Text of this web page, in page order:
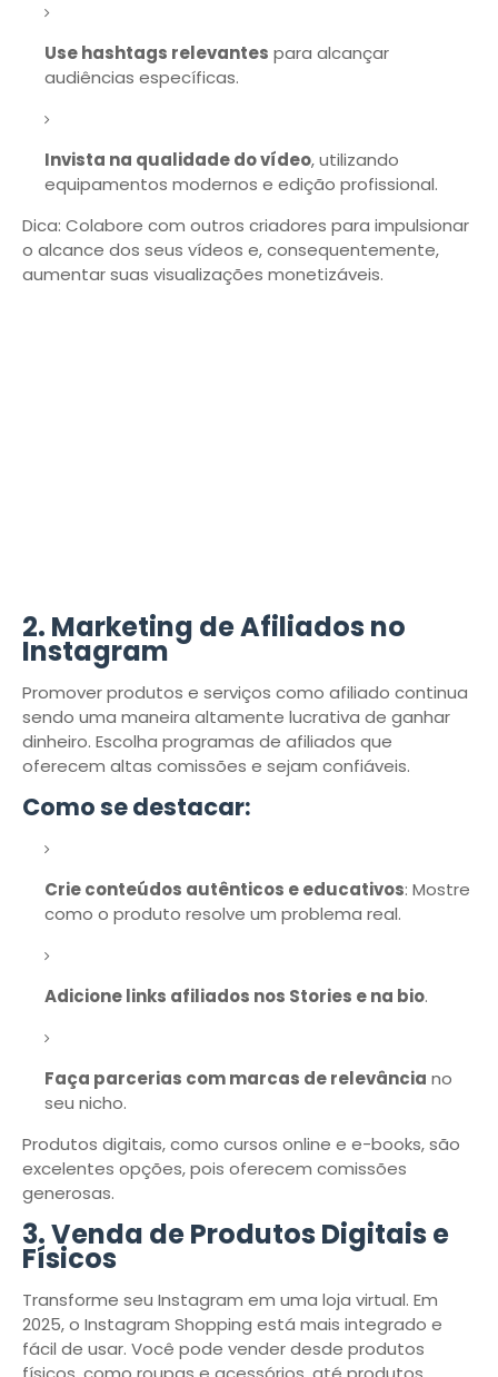
Use hashtags relevantes para alcançar
audiências específicas.
Invista na qualidade do vídeo, utilizando
equipamentos modernos e edição profissional.
Dica: Colabore com outros criadores para impulsionar
o alcance dos seus vídeos e, consequentemente,
aumentar suas visualizações monetizáveis.
2. Marketing de Afiliados no
Instagram
Promover produtos e serviços como afiliado continua
sendo uma maneira altamente lucrativa de ganhar
dinheiro. Escolha programas de afiliados que
oferecem altas comissões e sejam confiáveis.
Como se destacar:
Crie conteúdos autênticos e educativos: Mostre
como o produto resolve um problema real.
Adicione links afiliados nos Stories e na bio.
Faça parcerias com marcas de relevância no
seu nicho.
Produtos digitais, como cursos online e e-books, são
excelentes opções, pois oferecem comissões
generosas.
3.Venda de Produtos Digitais e
Físicos
Transforme seu Instagram em uma loja virtual. Em
2025, o Instagram Shopping está mais integrado e
fácil de usar. Você pode vender desde produtos